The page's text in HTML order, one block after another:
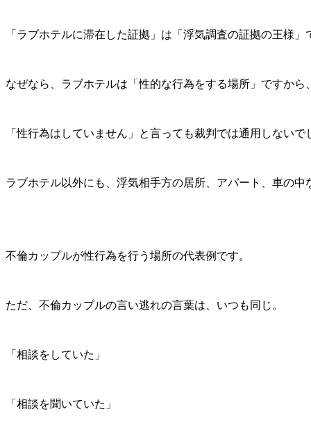
「ラブホテルに滞在した証拠」は「浮気調査の証拠の王様」
なぜなら、ラブホテルは「性的な行為をする場所」ですから
「性行為はしていません」と言っても裁判では通用しないで
ラブホテル以外にも、浮気相手方の居所、アパート、車の中
不倫カップルが性行為を行う場所の代表例です。
ただ、不倫カップルの言い逃れの言葉は、いつも同じ。
「相談をしていた」
「相談を聞いていた」